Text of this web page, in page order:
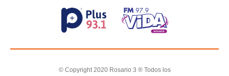
© Copyright 2020 Rosario 3 ® Todos los